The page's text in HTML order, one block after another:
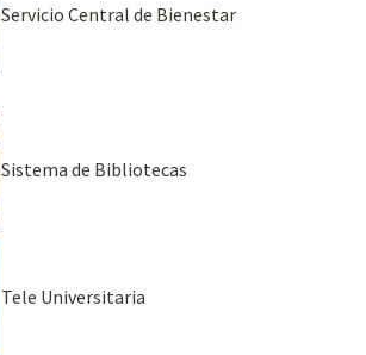
Servicio Central de Bienestar
Sistema de Bibliotecas
Tele Universitaria